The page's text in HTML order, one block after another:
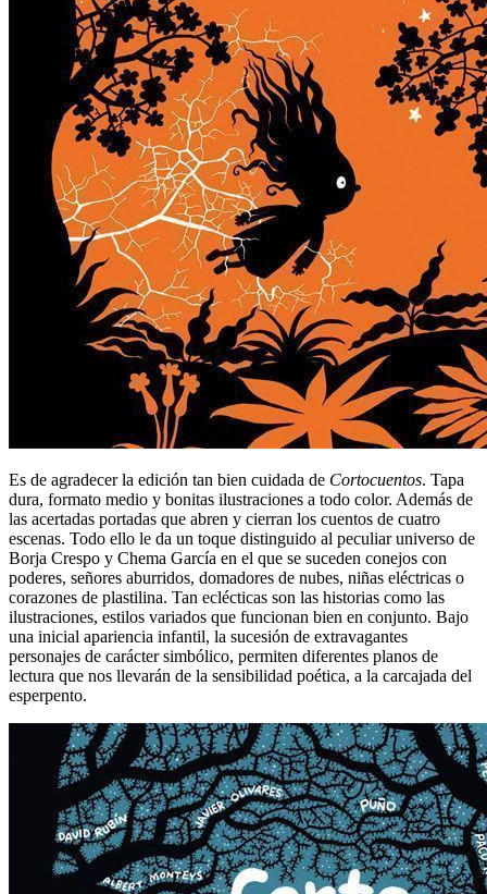
Es de agradecer la edición tan bien cuidada de Cortocuentos. Tapa
dura, formato medio y bonitas ilustraciones a todo color. Además de
las acertadas portadas que abren y cierran los cuentos de cuatro
escenas. Todo ello le da un toque distinguido al peculiar universo de
Borja Crespo y Chema García en el que se suceden conejos con
poderes, señores aburridos, domadores de nubes, niñas eléctricas o
corazones de plastilina. Tan eclécticas son las historias como las
ilustraciones, estilos variados que funcionan bien en conjunto. Bajo
una inicial apariencia infantil, la sucesión de extravagantes
personajes de carácter simbólico, permiten diferentes planos de
lectura que nos llevarán de la sensibilidad poética, a la carcajada del
esperpento.